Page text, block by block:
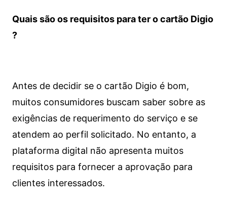
Quais são os requisitos para ter o cartão Digio
?
Antes de decidir se o cartão Digio é bom,
muitos consumidores buscam saber sobre as
exigências de requerimento do serviço e se
atendem ao perfil solicitado. No entanto, a
plataforma digital não apresenta muitos
requisitos para fornecer a aprovação para
clientes interessados.